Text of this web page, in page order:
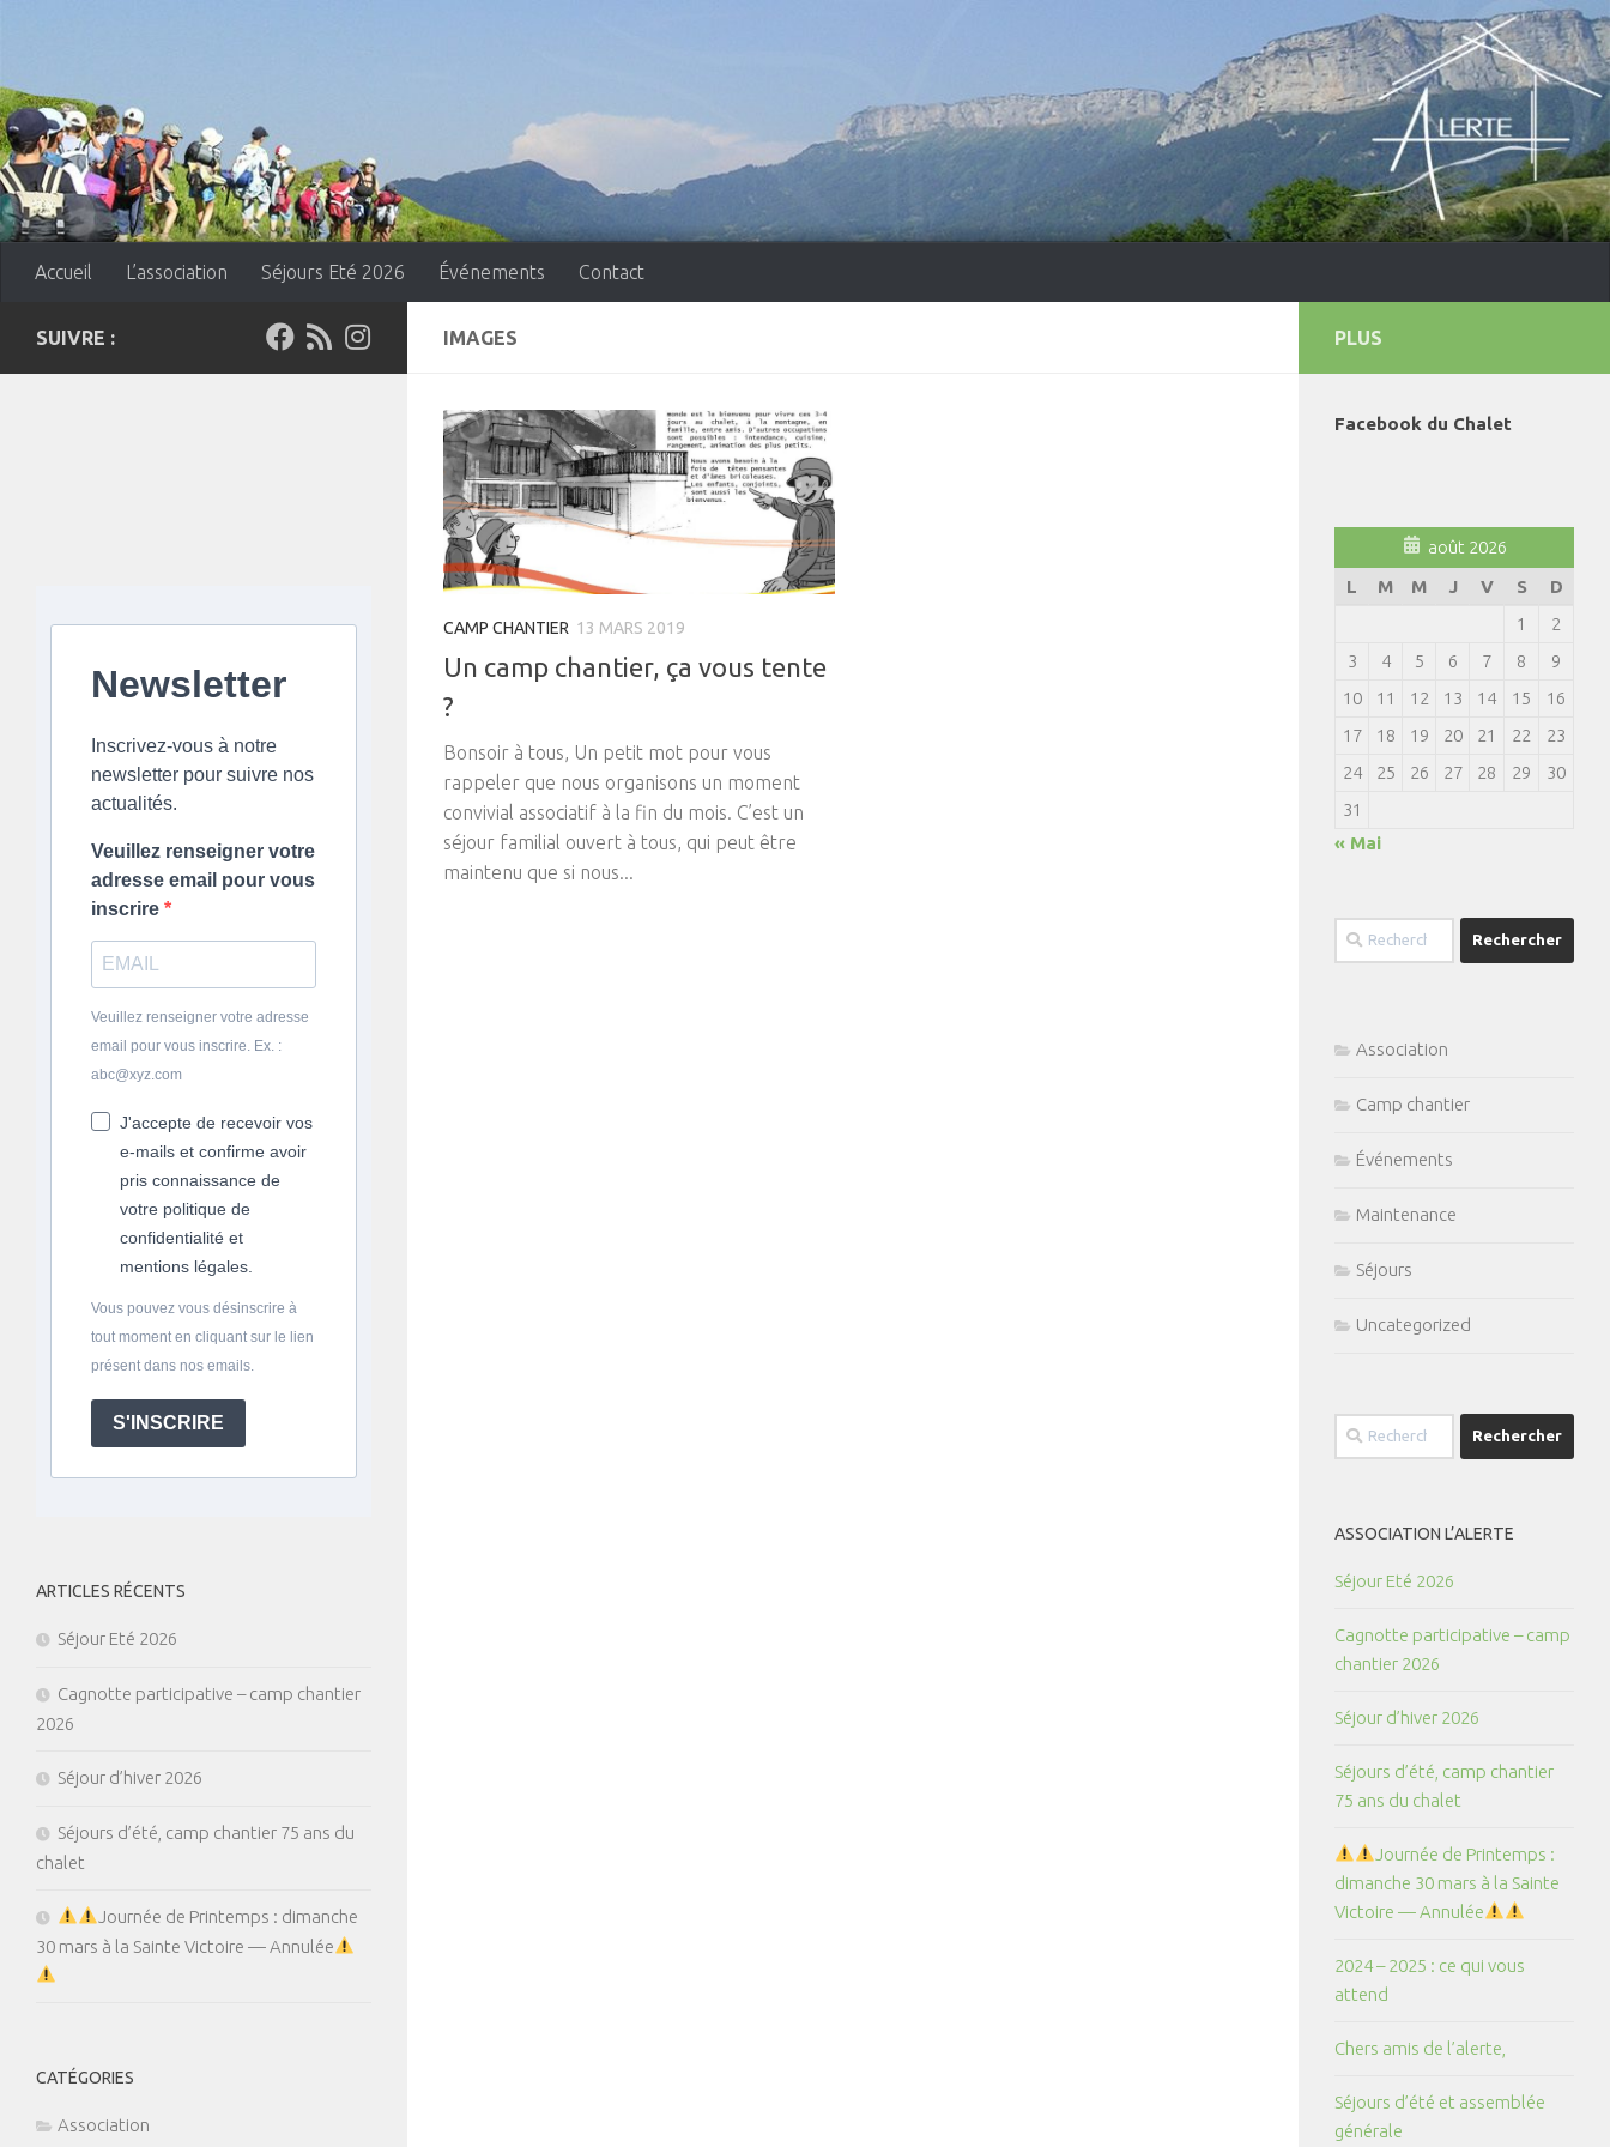
Accueil L’association Séjours Eté 2026 Événements Contact
IMAGES
CAMP CHANTIER 13 MARS 2019
Un camp chantier, ça vous tente
?
Bonsoir à tous, Un petit mot pour vous
rappeler que nous organisons un moment
convivial associatif à la fin du mois. C’est un
séjour familial ouvert à tous, qui peut être
maintenu que si nous...
SUIVRE :
Newsletter
Inscrivez-vous à notre
newsletter pour suivre nos
actualités.
Veuillez renseigner votre
adresse email pour vous
inscrire
Veuillez renseigner votre adresse
email pour vous inscrire. Ex. :
abc@xyz.com
J'accepte de recevoir vos
e-mails et confirme avoir
pris connaissance de
votre politique de
confidentialité et
mentions légales.
Vous pouvez vous désinscrire à
tout moment en cliquant sur le lien
présent dans nos emails.
S'INSCRIRE
ARTICLES RÉCENTS
Séjour Eté 2026
Cagnotte participative – camp chantier
2026
Séjour d’hiver 2026
Séjours d’été, camp chantier 75 ans du
chalet
Journée de Printemps : dimanche
30 mars à la Sainte Victoire — Annulée
CATÉGORIES
Association
PLUS
Facebook du Chalet
août 2026
L
M M J V S
D
1
2
3
4 5 6 7 8
9
10
11 12 13 14 15
16
17
18 19 20 21 22
23
24
25 26 27 28 29
30
31
« Mai
Rechercher :
Association
Camp chantier
Événements
Maintenance
Séjours
Uncategorized
Rechercher :
ASSOCIATION L’ALERTE
Séjour Eté 2026
Cagnotte participative – camp
chantier 2026
Séjour d’hiver 2026
Séjours d’été, camp chantier
75 ans du chalet
Journée de Printemps :
dimanche 30 mars à la Sainte
Victoire — Annulée
2024 – 2025 : ce qui vous
attend
Chers amis de l’alerte,
Séjours d’été et assemblée
générale